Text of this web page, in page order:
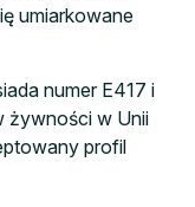
umiarkowane
numer E417 i
żywności w Unii
profil